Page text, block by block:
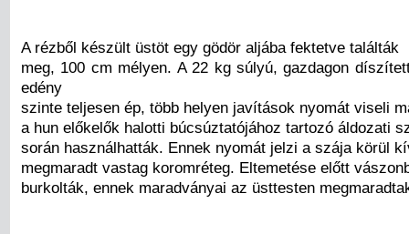
A rézből készült üstöt egy gödör aljába fektetve találták
meg, 100 cm mélyen. A 22 kg súlyú, gazdagon
edény
szinte teljesen ép, több helyen javítások nyomát viseli
a hun előkelők halotti búcsúztatójához tartozó áldozati
során használhatták. Ennek nyomát jelzi a szája körül
megmaradt vastag koromréteg. Eltemetése előtt
burkolták, ennek maradványai az üsttesten